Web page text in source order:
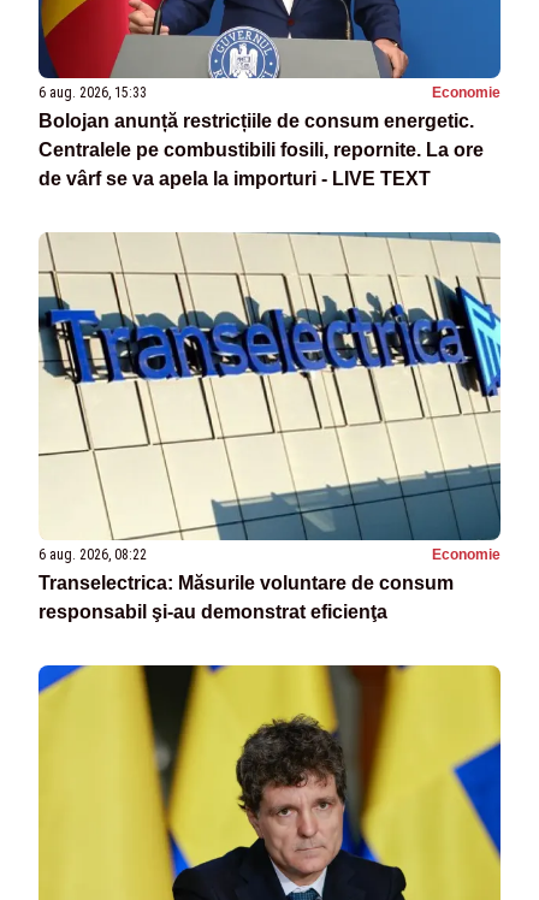
6 aug. 2026, 15:33 Economie
Bolojan anunță restricțiile de consum energetic.
Centralele pe combustibili fosili, repornite. La ore
de vârf se va apela la importuri - LIVE TEXT
6 aug. 2026, 08:22 Economie
Transelectrica: Măsurile voluntare de consum
responsabil şi-au demonstrat eficienţa